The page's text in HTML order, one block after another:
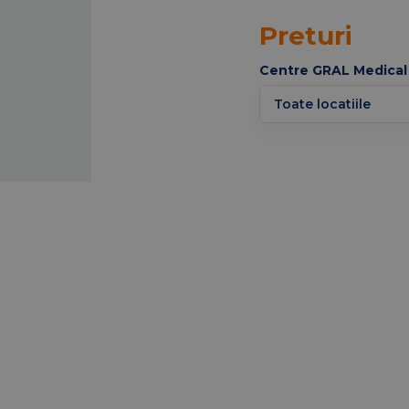
Preturi
Centre GRAL Medical